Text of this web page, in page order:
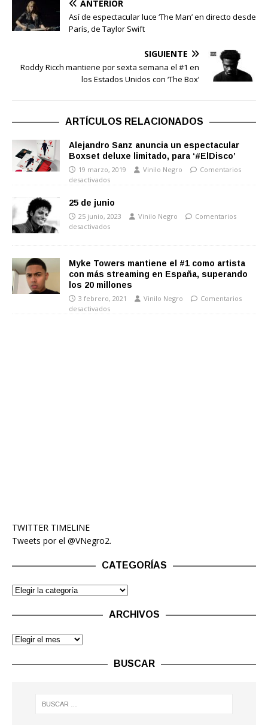
ANTERIOR
Así de espectacular luce ‘The Man’ en directo desde
París, de Taylor Swift
SIGUIENTE
Roddy Ricch mantiene por sexta semana el #1 en
los Estados Unidos con ‘The Box’
ARTÍCULOS RELACIONADOS
Alejandro Sanz anuncia un espectacular
Boxset deluxe limitado, para ‘#ElDisco’
19 marzo, 2019 Vinilo Negro
Comentarios
desactivados
25 de junio
25 junio, 2023 Vinilo Negro
Comentarios
desactivados
Myke Towers mantiene el #1 como artista
con más streaming en España, superando
los 20 millones
3 febrero, 2021 Vinilo Negro
Comentarios
desactivados
TWITTER TIMELINE
Tweets por el @VNegro2.
CATEGORÍAS
ARCHIVOS
BUSCAR